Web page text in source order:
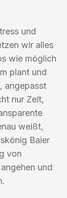
und
wir alles
wie möglich
plant und
angepasst
nur Zeit,
weißt,
Baier
von
und